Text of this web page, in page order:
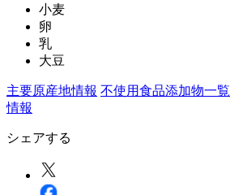
小麦
卵
乳
大豆
主要原産地情報 不使用食品添加物一覧
情報
シェアする